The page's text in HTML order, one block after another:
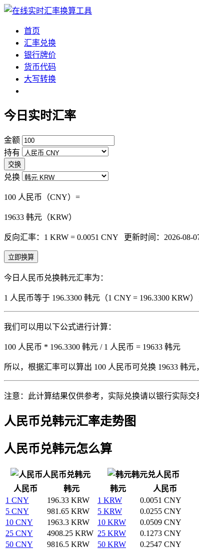
首页
汇率兑换
银行牌价
货币代码
大写转换
今日实时汇率
金额
持有
交换
兑换
100 人民币（CNY）=
19633 韩元（KRW）
反向汇率：1 KRW = 0.0051 CNY 更新时间：2026-08-
立即换算
今日人民币兑换韩元汇率为：
1 人民币等于 196.3300 韩元（1 CNY = 196.3300 KRW
我们可以用以下公式进行计算：
100 人民币 * 196.3300 韩元 / 1 人民币 = 19633 韩元
所以，根据汇率可以算出 100 人民币可兑换 19633 韩元
注意：此计算结果仅供参考，实际兑换请以银行实际交
人民币兑韩元汇率走势图
人民币兑韩元怎么算
人民币兑韩元
韩元兑人民币
人民币
韩元 韩元
人民币
1 CNY
196.33 KRW 1 KRW
0.0051 CNY
5 CNY
981.65 KRW 5 KRW
0.0255 CNY
10 CNY
1963.3 KRW 10 KRW
0.0509 CNY
25 CNY
4908.25 KRW 25 KRW
0.1273 CNY
50 CNY
9816.5 KRW 50 KRW
0.2547 CNY